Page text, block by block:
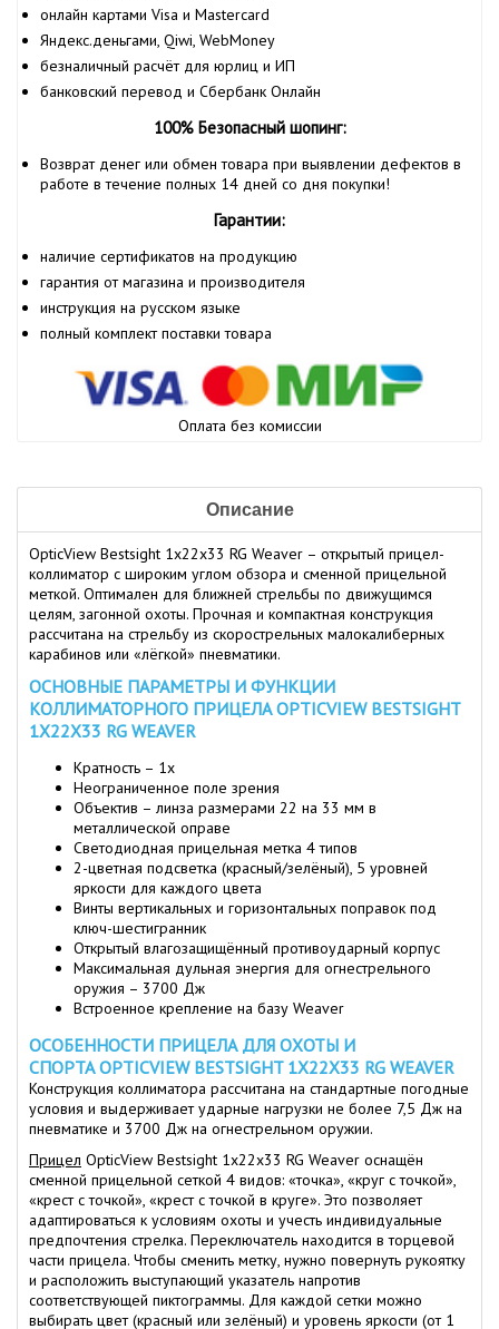
онлайн картами Visa и Mastercard
Яндекс.деньгами, Qiwi, WebMoney
безналичный расчёт для юрлиц и ИП
банковский перевод и Сбербанк Онлайн
100% Безопасный шопинг:
Возврат денег или обмен товара при выявлении дефектов в
работе в течение полных 14 дней со дня покупки!
Гарантии:
наличие сертификатов на продукцию
гарантия от магазина и производителя
инструкция на русском языке
полный комплект поставки товара
Оплата без комиссии
Описание
OpticView Bestsight 1х22х33 RG Weaver – открытый прицел-
коллиматор с широким углом обзора и сменной прицельной
меткой. Оптимален для ближней стрельбы по движущимся
целям, загонной охоты. Прочная и компактная конструкция
рассчитана на стрельбу из скорострельных малокалиберных
карабинов или «лёгкой» пневматики.
ОСНОВНЫЕ ПАРАМЕТРЫ И ФУНКЦИИ
КОЛЛИМАТОРНОГО ПРИЦЕЛА OPTICVIEW BESTSIGHT
1Х22Х33 RG WEAVER
Кратность – 1x
Неограниченное поле зрения
Объектив – линза размерами 22 на 33 мм в
металлической оправе
Светодиодная прицельная метка 4 типов
2-цветная подсветка (красный/зелёный), 5 уровней
яркости для каждого цвета
Винты вертикальных и горизонтальных поправок под
ключ-шестигранник
Открытый влагозащищённый противоударный корпус
Максимальная дульная энергия для огнестрельного
оружия – 3700 Дж
Встроенное крепление на базу Weaver
ОСОБЕННОСТИ ПРИЦЕЛА ДЛЯ ОХОТЫ И
СПОРТА OPTICVIEW BESTSIGHT 1Х22Х33 RG WEAVER
Конструкция коллиматора рассчитана на стандартные погодные
условия и выдерживает ударные нагрузки не более 7,5 Дж на
пневматике и 3700 Дж на огнестрельном оружии.
Прицел OpticView Bestsight 1х22х33 RG Weaver оснащён
сменной прицельной сеткой 4 видов: «точка», «круг с точкой»,
«крест с точкой», «крест с точкой в круге». Это позволяет
адаптироваться к условиям охоты и учесть индивидуальные
предпочтения стрелка. Переключатель находится в торцевой
части прицела. Чтобы сменить метку, нужно повернуть рукоятку
и расположить выступающий указатель напротив
соответствующей пиктограммы. Для каждой сетки можно
выбирать цвет (красный или зелёный) и уровень яркости (от 1